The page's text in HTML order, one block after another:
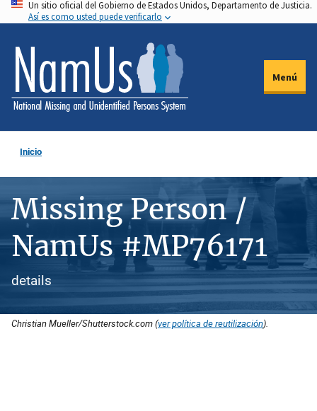
Pasar
al
contenido
principal
Un sitio oficial del Gobierno de Estados Unidos, Departamento de Justicia.
Así es como usted puede verificarlo
Menú
Inicio
Missing Person /
NamUs #MP76171
details
Christian Mueller/Shutterstock.com (ver política de reutilización).